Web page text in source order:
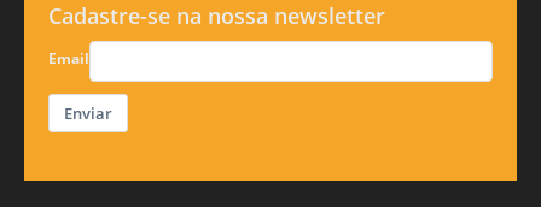
Cadastre-se na nossa newsletter
Email
Enviar